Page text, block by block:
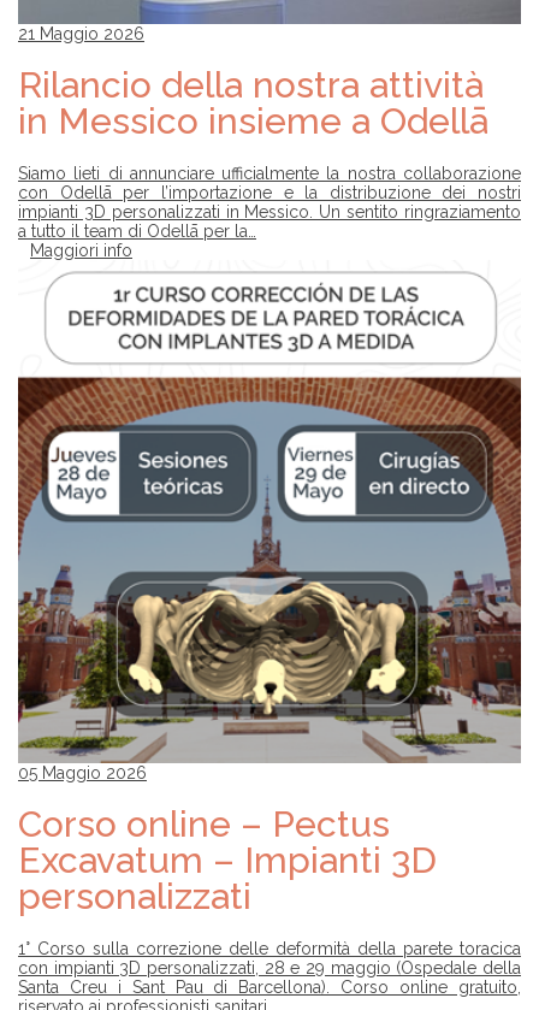
21 Maggio 2026
Rilancio della nostra attività
in Messico insieme a Odellā
Siamo lieti di annunciare ufficialmente la nostra collaborazione
con Odellā per l’importazione e la distribuzione dei nostri
impianti 3D personalizzati in Messico. Un sentito ringraziamento
a tutto il team di Odellā per la…
Maggiori info
05 Maggio 2026
Corso online – Pectus
Excavatum – Impianti 3D
personalizzati
1° Corso sulla correzione delle deformità della parete toracica
con impianti 3D personalizzati, 28 e 29 maggio (Ospedale della
Santa Creu i Sant Pau di Barcellona). Corso online gratuito,